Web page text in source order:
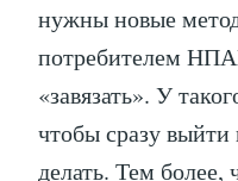
нужны новые
потребителем
«завязать». У
чтобы сразу
делать. Тем более,